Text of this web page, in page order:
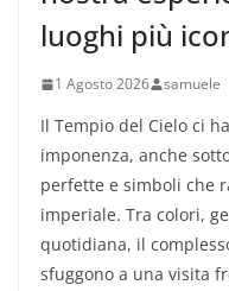
luoghi più
1 Agosto 2026 samuele
Il Tempio del Cielo ci
imponenza, anche
perfette e simboli che
imperiale. Tra colori,
quotidiana, il
sfuggono a una visita